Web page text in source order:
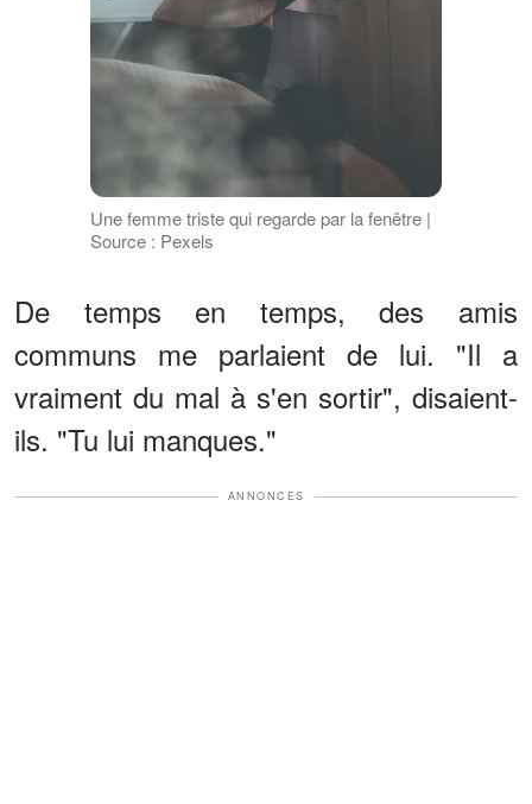
Une femme triste qui regarde par la fenêtre |
Source : Pexels
De temps en temps, des amis
communs me parlaient de lui. "Il a
vraiment du mal à s'en sortir", disaient-
ils. "Tu lui manques."
ANNONCES